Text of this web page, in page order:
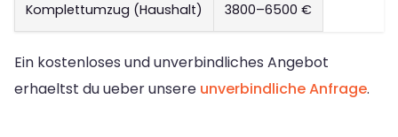
Komplettumzug (Haushalt) 3800–6500 €
Ein kostenloses und unverbindliches Angebot
erhaeltst du ueber unsere unverbindliche Anfrage.